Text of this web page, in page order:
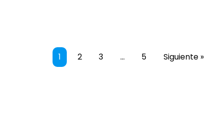
1 2 3 … 5 Siguiente »